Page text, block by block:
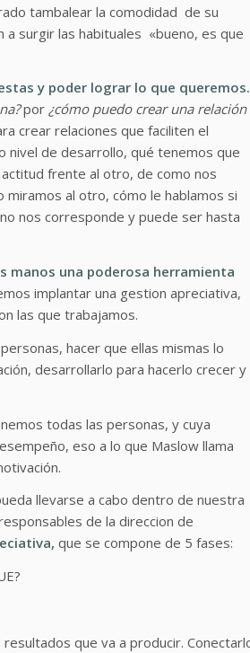
tambalear la comodidad de su
a surgir las habituales «bueno, es que
y poder lograr lo que queremos.
por ¿cómo puedo crear una relación
crear relaciones que faciliten el
nivel de desarrollo, qué tenemos que
frente al otro, de como nos
al otro, cómo le hablamos si
nos corresponde y puede ser hasta
manos una poderosa herramienta
implantar una gestion apreciativa,
las que trabajamos.
hacer que ellas mismas lo
desarrollarlo para hacerlo crecer y
todas las personas, y cuya
eso a lo que Maslow llama
llevarse a cabo dentro de nuestra
de la direccion de
que se compone de 5 fases:
que va a producir.